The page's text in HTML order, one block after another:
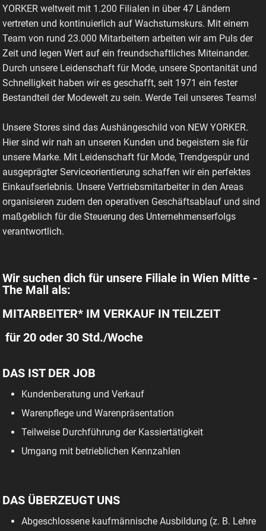
YORKER weltweit mit 1.200 Filialen in über 47 Ländern
vertreten und kontinuierlich auf Wachstumskurs. Mit einem
Team von rund 23.000 Mitarbeitern arbeiten wir am Puls der
Zeit und legen Wert auf ein freundschaftliches Miteinander.
Durch unsere Leidenschaft für Mode, unsere Spontanität und
Schnelligkeit haben wir es geschafft, seit 1971 ein fester
Bestandteil der Modewelt zu sein. Werde Teil unseres Teams!
Unsere Stores sind das Aushängeschild von NEW YORKER.
Hier sind wir nah an unseren Kunden und begeistern sie für
unsere Marke. Mit Leidenschaft für Mode, Trendgespür und
ausgeprägter Serviceorientierung schaffen wir ein perfektes
Einkaufserlebnis. Unsere Vertriebsmitarbeiter in den Areas
organisieren zudem den operativen Geschäftsablauf und sind
maßgeblich für die Steuerung des Unternehmenserfolgs
verantwortlich.
Wir suchen dich für unsere Filiale in Wien Mitte -
The Mall als:
MITARBEITER* IM VERKAUF IN TEILZEIT
für 20 oder 30 Std./Woche
DAS IST DER JOB
Kundenberatung und Verkauf
Warenpflege und Warenpräsentation
Teilweise Durchführung der Kassiertätigkeit
Umgang mit betrieblichen Kennzahlen
DAS ÜBERZEUGT UNS
Abgeschlossene kaufmännische Ausbildung (z. B. Lehre